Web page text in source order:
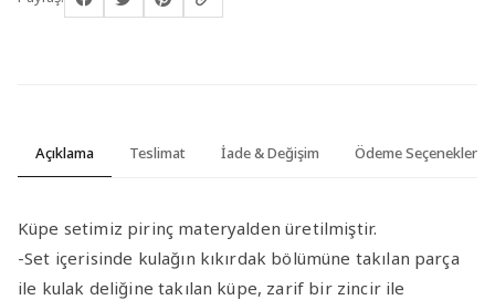
Açıklama Teslimat İade & Değişim Ödeme Seçenekleri
Küpe setimiz pirinç materyalden üretilmiştir.
-Set içerisinde kulağın kıkırdak bölümüne takılan parça
ile kulak deliğine takılan küpe, zarif bir zincir ile